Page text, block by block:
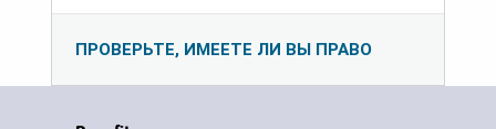
ПРОВЕРЬТЕ, ИМЕЕТЕ ЛИ ВЫ ПРАВО